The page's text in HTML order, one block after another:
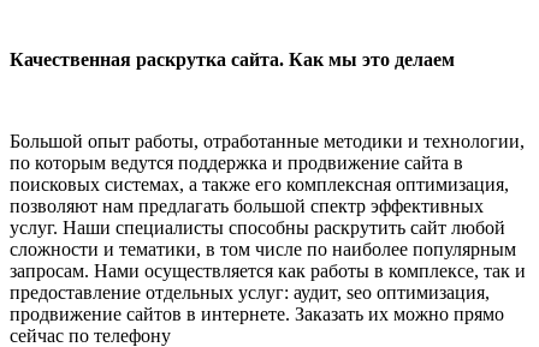
Качественная раскрутка сайта. Как мы это делаем
Большой опыт работы, отработанные методики и технологии,
по которым ведутся поддержка и продвижение сайта в
поисковых системах, а также его комплексная оптимизация,
позволяют нам предлагать большой спектр эффективных
услуг. Наши специалисты способны раскрутить сайт любой
сложности и тематики, в том числе по наиболее популярным
запросам. Нами осуществляется как работы в комплексе, так и
предоставление отдельных услуг: аудит, seo оптимизация,
продвижение сайтов в интернете. Заказать их можно прямо
сейчас по телефону